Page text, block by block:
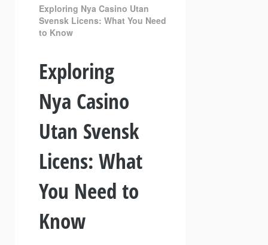
Exploring Nya Casino Utan
Svensk Licens: What You Need
to Know
Exploring
Nya Casino
Utan Svensk
Licens: What
You Need to
Know